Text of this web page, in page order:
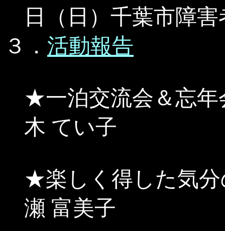
日（日）千葉市障
３． 活動報告
★一泊交流会＆忘
木 てい子
★楽しく得した気
瀬 富美子